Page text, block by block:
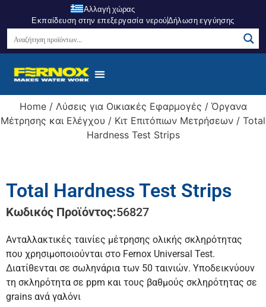
Αλλαγή χώρας
Εκπαίδευση στην επεξεργασία νερούΔήλωση εγγύησης
Home/ Λύσεις για Οικιακές Εφαρμογές / Όργανα
Μέτρησης και Ελέγχου / Κιτ Επιτόπιων Μετρήσεων / Total
Hardness Test Strips
Total Hardness Test Strips
Κωδικός Προϊόντος:56827
Ανταλλακτικές ταινίες μέτρησης ολικής σκληρότητας
που χρησιμοποιούνται στο Fernox Universal Test.
Διατίθενται σε σωληνάρια των 50 ταινιών. Υποδεικνύουν
τη σκληρότητα σε ppm και τους βαθμούς σκληρότητας σε
grains ανά γαλόνι